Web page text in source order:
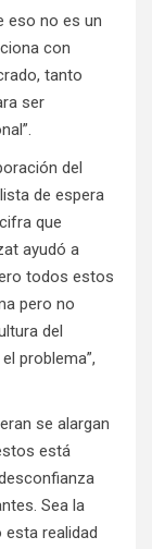
eso no es un
con
tanto
ser
del
de espera
que
ayudó a
todos estos
pero no
del
problema”,
se alargan
está
Sea la
realidad